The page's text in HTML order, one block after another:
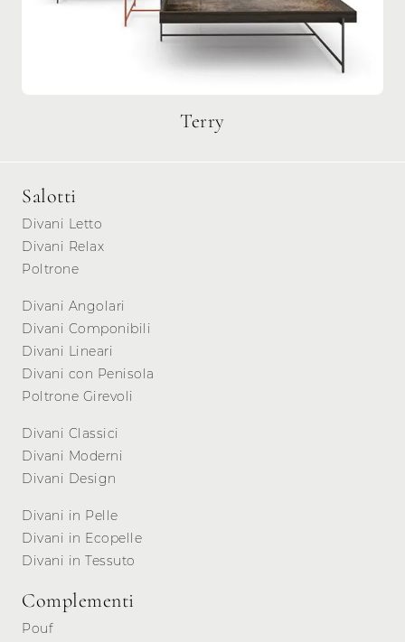
Terry
Salotti
Divani Letto
Divani Relax
Poltrone
Divani Angolari
Divani Componibili
Divani Lineari
Divani con Penisola
Poltrone Girevoli
Divani Classici
Divani Moderni
Divani Design
Divani in Pelle
Divani in Ecopelle
Divani in Tessuto
Complementi
Pouf